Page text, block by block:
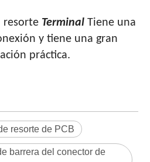
resorte Terminal Tiene una
y tiene una gran
práctica.
resorte de PCB
barrera del conector de